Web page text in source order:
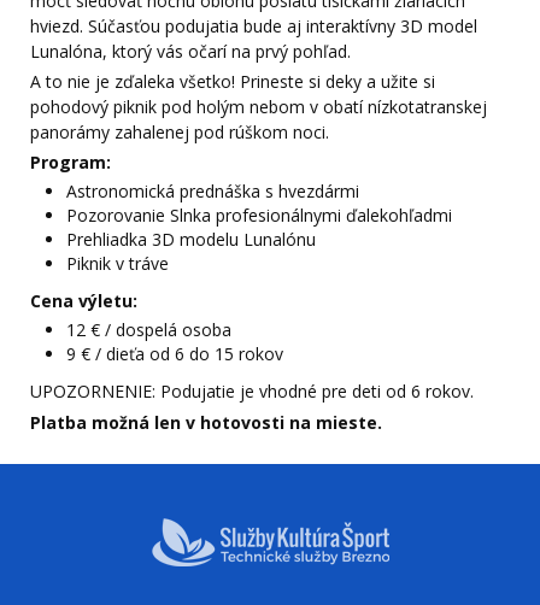
hviezd. Súčasťou podujatia bude aj interaktívny 3D model
Lunalóna, ktorý vás očarí na prvý pohľad.
A to nie je zďaleka všetko! Prineste si deky a užite si
pohodový piknik pod holým nebom v obatí nízkotatranskej
panorámy zahalenej pod rúškom noci.
Program:
Astronomická prednáška s hvezdármi
Pozorovanie Slnka profesionálnymi ďalekohľadmi
Prehliadka 3D modelu Lunalónu
Piknik v tráve
Cena výletu:
12 € / dospelá osoba
9 € / dieťa od 6 do 15 rokov
UPOZORNENIE: Podujatie je vhodné pre deti od 6 rokov.
Platba možná len v hotovosti na mieste.